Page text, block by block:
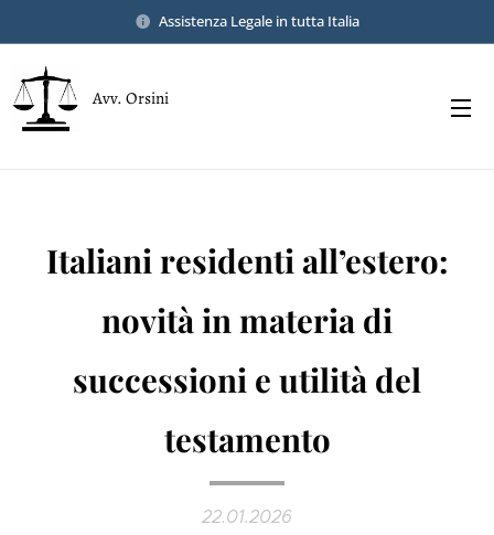
Assistenza Legale in tutta Italia
Avv. Orsini
Italiani residenti all’estero:
novità in materia di
successioni e utilità del
testamento
22.01.2026